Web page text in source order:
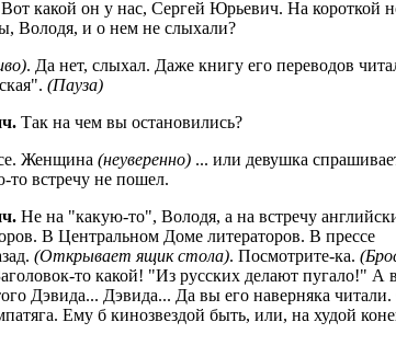
какой он у нас, Сергей Юрьевич. На короткой
Володя, и о нем не слыхали?
. Да нет, слыхал. Даже книгу его переводов
(Пауза)
Так на чем вы остановились?
Женщина (неуверенно) ... или девушка
то встречу не пошел.
Не на "какую-то", Володя, а на встречу
В Центральном Доме литераторов. В прессе
(Открывает ящик стола). Посмотрите-ка.
то какой! "Из русских делают пугало!" А
Дэвида... Дэвида... Да вы его наверняка
Ему б кинозвездой быть, или, на худой